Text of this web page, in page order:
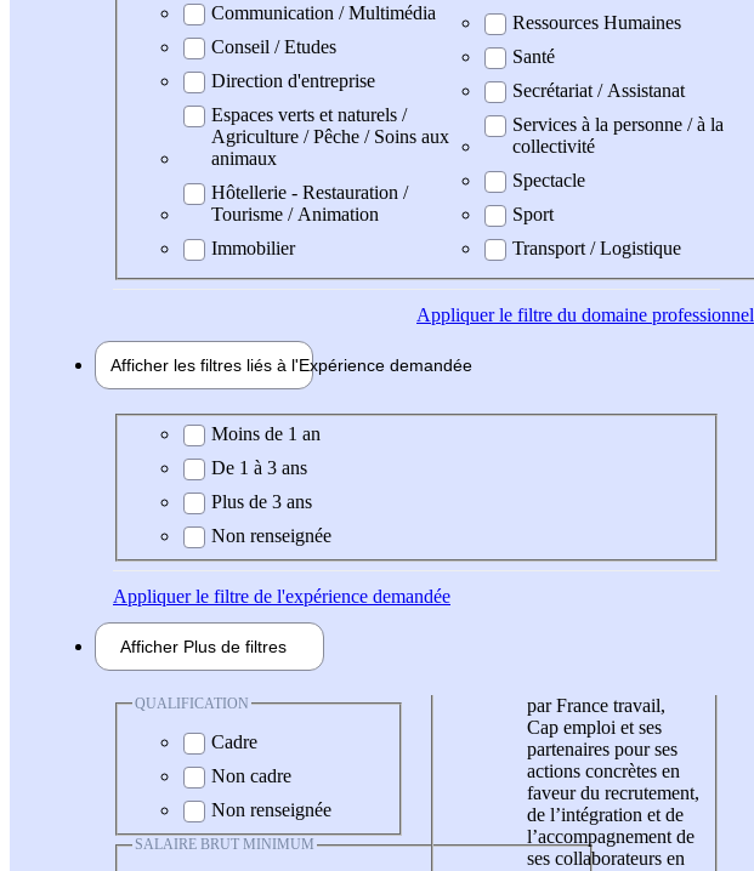
Communication / Multimédia
Conseil / Etudes
Direction d'entreprise
Espaces verts et naturels /
Agriculture / Pêche / Soins aux
animaux
Hôtellerie - Restauration /
Tourisme / Animation
Immobilier
Ressources Humaines
Santé
Secrétariat / Assistanat
Services à la personne / à la
collectivité
Spectacle
Sport
Transport / Logistique
Appliquerle filtre du domaine professionnel
Afficher les filtres liés à l'Expérience demandée
Expérience demandée
Moins de 1 an
De 1 à 3 ans
Plus de 3 ans
Non renseignée
Appliquerle filtre de l'expérience demandée
Afficher Plus de filtres
QUALIFICATION
Cadre
Non cadre
Non renseignée
SALAIRE BRUT MINIMUM
par France travail,
Cap emploi et ses
partenaires pour ses
actions concrètes en
faveur du recrutement,
de l’intégration et de
l’accompagnement de
ses collaborateurs en